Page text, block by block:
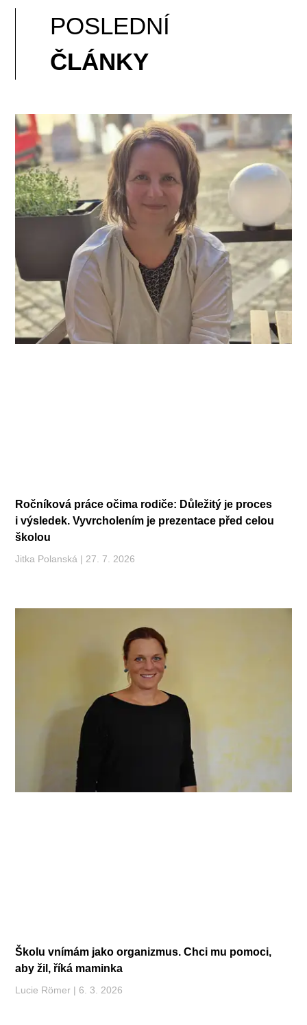
POSLEDNÍ
ČLÁNKY
Ročníková práce očima rodiče: Důležitý je proces
i výsledek. Vyvrcholením je prezentace před celou
školou
Jitka Polanská 27. 7. 2026
Školu vnímám jako organizmus. Chci mu pomoci,
aby žil, říká maminka
Lucie Römer 6. 3. 2026